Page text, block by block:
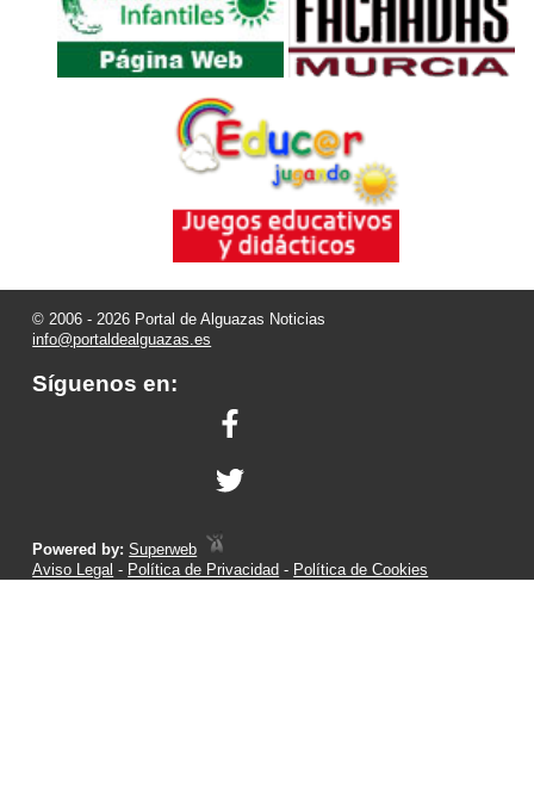
© 2006 - 2026 Portal de Alguazas Noticias
info@portaldealguazas.es
Síguenos en:
Powered by:Superweb
Aviso Legal - Política de Privacidad - Política de Cookies